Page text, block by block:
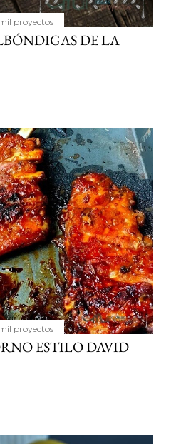
proyectos
DE LA
proyectos
ESTILO DAVID